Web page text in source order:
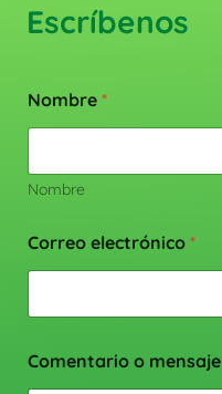
Escríbenos
Nombre *
Nombre
Correo electrónico *
Comentario o mensaje